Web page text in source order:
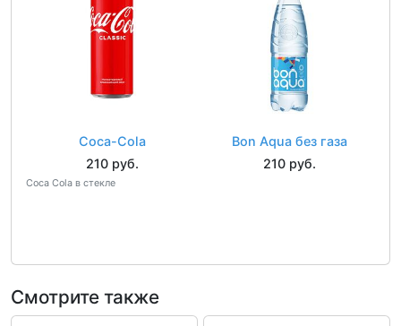
Coca-Cola
210 руб.
Coca Cola в стекле
Bon Aqua без газа
210 руб.
Смотрите также